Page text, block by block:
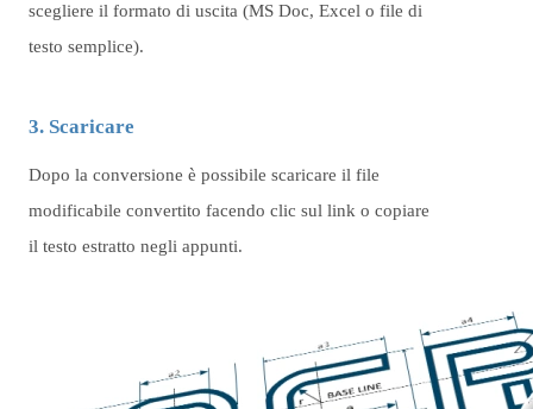
scegliere il formato di uscita (MS Doc, Excel o file di
testo semplice).
3. Scaricare
Dopo la conversione è possibile scaricare il file
modificabile convertito facendo clic sul link o copiare
il testo estratto negli appunti.